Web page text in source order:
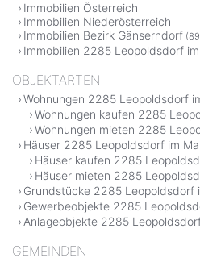
Immobilien Österreich
Immobilien Niederösterreich
Immobilien Bezirk Gänserndorf
Immobilien 2285 Leopoldsdorf
OBJEKTARTEN
Wohnungen 2285 Leopoldsdorf
Wohnungen kaufen 2285
Wohnungen mieten 2285
Häuser 2285 Leopoldsdorf im
Häuser kaufen 2285
Häuser mieten 2285
Grundstücke 2285 Leopoldsdorf
Gewerbeobjekte 2285
Anlageobjekte 2285
GEMEINDEN